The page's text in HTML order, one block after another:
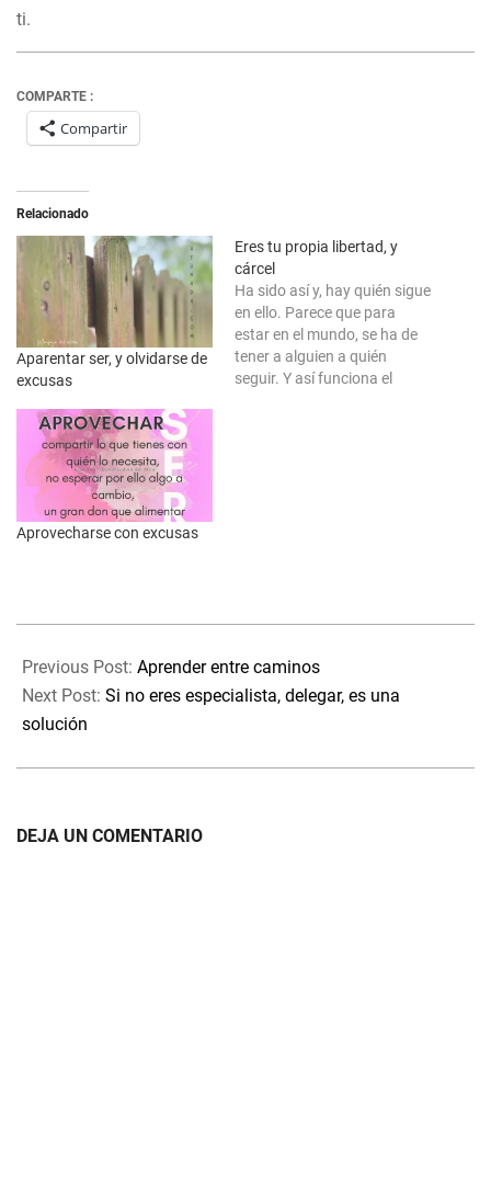
ti.
COMPARTE :
Compartir
Relacionado
Aparentar ser, y olvidarse de
excusas
Eres tu propia libertad, y
cárcel
Ha sido así y, hay quién sigue
en ello. Parece que para
estar en el mundo, se ha de
tener a alguien a quién
seguir. Y así funciona el
Aprovecharse con excusas
06-
12
Previous Post: Aprender entre caminos
Next Post: Si no eres especialista, delegar, es una
solución
DEJA UN COMENTARIO